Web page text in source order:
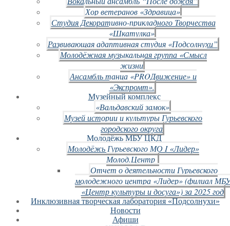
Хор ветеранов «Здравица»
Студия Декоративно-прикладного Творчества
«Шкатулка»
Развивающая адаптивная студия «Подсолнухи”
Молодёжная музыкальная группа «Смысл
жизни
Ансамбль танца «PROДвижение» и
«Экспромт».
Музейный комплекс
«Вальдавский замок»
Музей истории и культуры Гурьевского
городского округа
Молодёжь МБУ ЦКД
Молодёжь Гурьевского МО I «Лидер»
Молод.Центр
Отчет о деятельности Гурьевского
молодежного центра «Лидер» (филиал
«Центр культуры и досуга») за 2025 год
Инклюзивная творческая лаборатория «Подсолнухи»
Новости
Афиши